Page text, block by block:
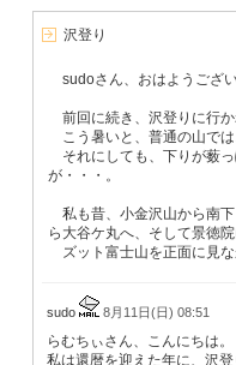
沢登り
sudoさん、おはようござい
前回に続き、沢登りに行か
こう暑いと、普通の山では
それにしても、下りが薮
が・・・。
私も昔、小金沢山から南
ら大谷ケ丸へ、そして景徳
ズット富士山を正面に見な
sudo 8月11日(日) 08:51
らむちぃさん、こんにちは。
私は還暦を迎えた年に、沢